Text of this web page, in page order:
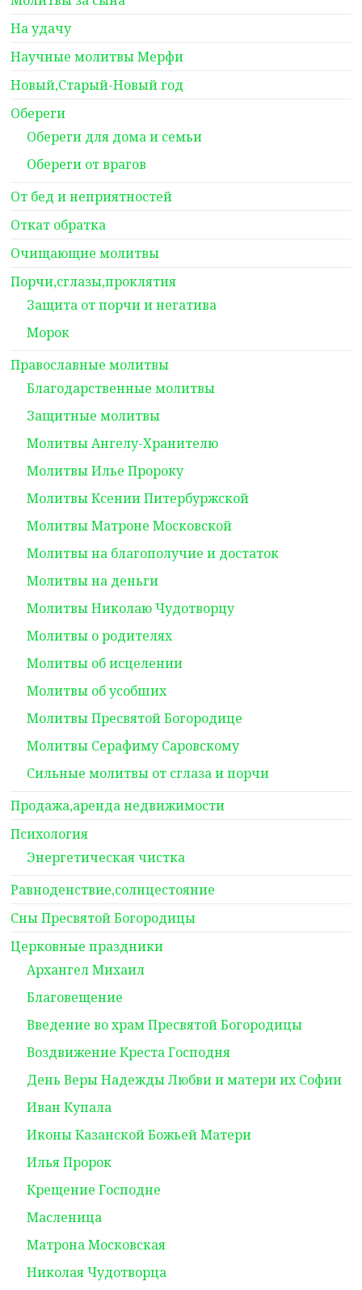
На удачу
Научные молитвы Мерфи
Новый,Старый-Новый год
Обереги
Обереги для дома и семьи
Обереги от врагов
От бед и неприятностей
Откат обратка
Очищающие молитвы
Порчи,сглазы,проклятия
Защита от порчи и негатива
Морок
Православные молитвы
Благодарственные молитвы
Защитные молитвы
Молитвы Ангелу-Хранителю
Молитвы Илье Пророку
Молитвы Ксении Питербуржской
Молитвы Матроне Московской
Молитвы на благополучие и достаток
Молитвы на деньги
Молитвы Николаю Чудотворцу
Молитвы о родителях
Молитвы об исцелении
Молитвы об усобших
Молитвы Пресвятой Богородице
Молитвы Серафиму Саровскому
Сильные молитвы от сглаза и порчи
Продажа,аренда недвижимости
Психология
Энергетическая чистка
Равноденствие,солнцестояние
Сны Пресвятой Богородицы
Церковные праздники
Архангел Михаил
Благовещение
Введение во храм Пресвятой Богородицы
Воздвижение Креста Господня
День Веры Надежды Любви и матери их Софии
Иван Купала
Иконы Казанской Божьей Матери
Илья Пророк
Крещение Господне
Масленица
Матрона Московская
Николая Чудотворца